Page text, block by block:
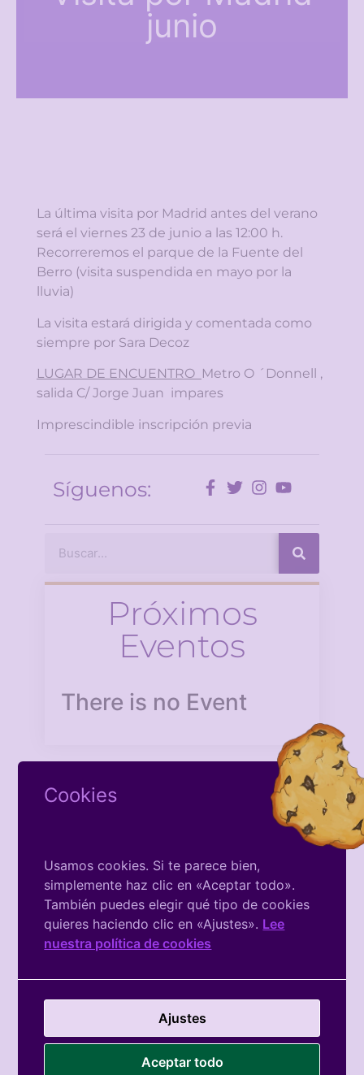
junio
La última visita por Madrid antes del verano
será el viernes 23 de junio a las 12:00 h.
Recorreremos el parque de la Fuente del
Berro (visita suspendida en mayo por la
lluvia)
La visita estará dirigida y comentada como
siempre por Sara Decoz
LUGAR DE ENCUENTRO Metro O ´Donnell ,
salida C/ Jorge Juan impares
Imprescindible inscripción previa
Síguenos:
Próximos
Eventos
There is no Event
Facebook
De La
Asociación
Cookies
Usamos cookies. Si te parece bien,
simplemente haz clic en «Aceptar todo».
También puedes elegir qué tipo de cookies
quieres haciendo clic en «Ajustes». Lee
nuestra política de cookies
Ajustes
Aceptar todo